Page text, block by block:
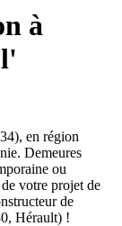
à
en région
Demeures
ou
votre projet de
de
Hérault) !